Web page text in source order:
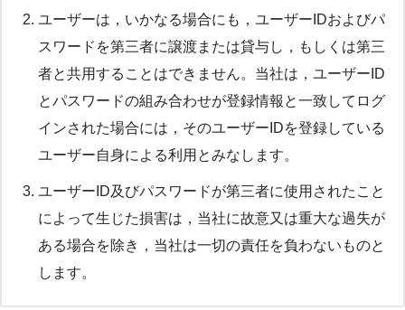
ユーザーは，いかなる場合にも，ユーザーIDおよびパ
スワードを第三者に譲渡または貸与し，もしくは第三
者と共用することはできません。当社は，ユーザーID
とパスワードの組み合わせが登録情報と一致してログ
インされた場合には，そのユーザーIDを登録している
ユーザー自身による利用とみなします。
ユーザーID及びパスワードが第三者に使用されたこと
によって生じた損害は，当社に故意又は重大な過失が
ある場合を除き，当社は一切の責任を負わないものと
します。